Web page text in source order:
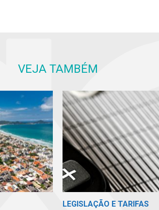
VEJA TAMBÉM
LEGISLAÇÃO E TARIFAS